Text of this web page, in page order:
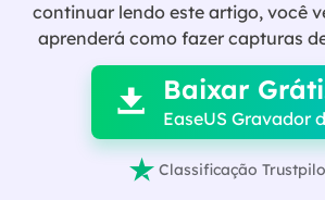
continuar lendo este artigo, você
aprenderá como fazer capturas

 Baixar
EaseUS Gravador
 Classificação